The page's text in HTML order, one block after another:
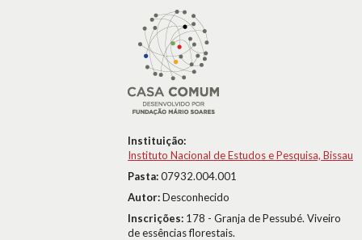
Instituição:
Instituto Nacional de Estudos e Pesquisa, Bissau
Pasta:07932.004.001
Autor:Desconhecido
Inscrições: 178 - Granja de Pessubé. Viveiro
de essências florestais.